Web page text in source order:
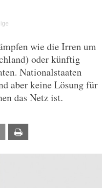
wie die Irren um
oder künftig
Nationalstaaten
aber keine Lösung für
das Netz ist.
Email